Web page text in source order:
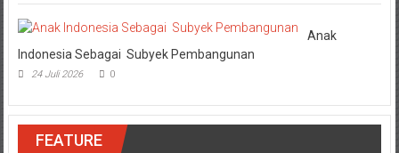
Anak
Indonesia Sebagai Subyek Pembangunan
24 Juli 2026 0
FEATURE